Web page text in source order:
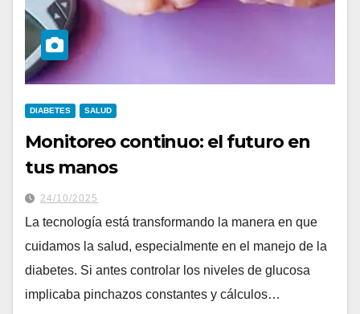
DIABETES SALUD
Monitoreo continuo: el futuro en
tus manos
24/10/2025
La tecnología está transformando la manera en que
cuidamos la salud, especialmente en el manejo de la
diabetes. Si antes controlar los niveles de glucosa
implicaba pinchazos constantes y cálculos…